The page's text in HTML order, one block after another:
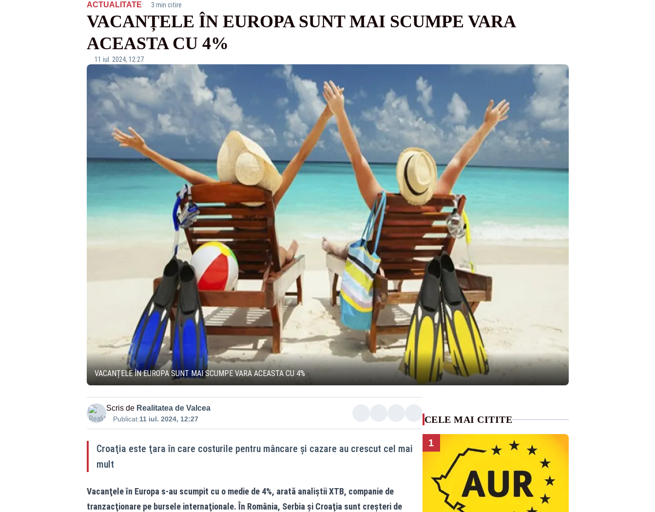
ACTUALITATE· 3 min citire
VACANȚELE ÎN EUROPA SUNT MAI SCUMPE VARA
ACEASTA CU 4%
11 iul. 2024, 12:27
VACANȚELE ÎN EUROPA SUNT MAI SCUMPE VARA ACEASTA CU 4%
Scris de Realitatea de Valcea
Publicat:11 iul. 2024, 12:27
Croaţia este ţara în care costurile pentru mâncare şi cazare au crescut cel mai
mult
Vacanţele în Europa s-au scumpit cu o medie de 4%, arată analiştii XTB, companie de
tranzacţionare pe bursele internaţionale. În România, Serbia şi Croaţia sunt creşteri de
CELE MAI CITITE
1